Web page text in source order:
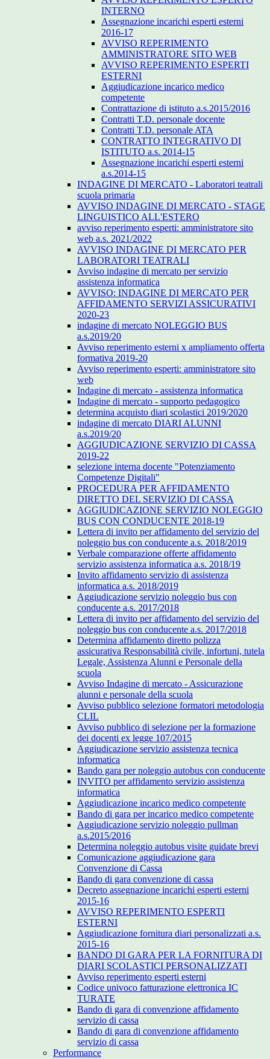
INTERNO
Assegnazione incarichi esperti esterni
2016-17
AVVISO REPERIMENTO
AMMINISTRATORE SITO WEB
AVVISO REPERIMENTO ESPERTI
ESTERNI
Aggiudicazione incarico medico
competente
Contrattazione di istituto a.s.2015/2016
Contratti T.D. personale docente
Contratti T.D. personale ATA
CONTRATTO INTEGRATIVO DI
ISTITUTO a.s. 2014-15
Assegnazione incarichi esperti esterni
a.s.2014-15
INDAGINE DI MERCATO - Laboratori teatrali
scuola primaria
AVVISO INDAGINE DI MERCATO - STAGE
LINGUISTICO ALL'ESTERO
avviso reperimento esperti: amministratore sito
web a.s. 2021/2022
AVVISO INDAGINE DI MERCATO PER
LABORATORI TEATRALI
Avviso indagine di mercato per servizio
assistenza informatica
AVVISO: INDAGINE DI MERCATO PER
AFFIDAMENTO SERVIZI ASSICURATIVI
2020-23
indagine di mercato NOLEGGIO BUS
a.s.2019/20
Avviso reperimento esterni x ampliamento offerta
formativa 2019-20
Avviso reperimento esperti: amministratore sito
web
Indagine di mercato - assistenza informatica
Indagine di mercato - supporto pedagogico
determina acquisto diari scolastici 2019/2020
indagine di mercato DIARI ALUNNI
a.s.2019/20
AGGIUDICAZIONE SERVIZIO DI CASSA
2019-22
selezione interna docente "Potenziamento
Competenze Digitali"
PROCEDURA PER AFFIDAMENTO
DIRETTO DEL SERVIZIO DI CASSA
AGGIUDICAZIONE SERVIZIO NOLEGGIO
BUS CON CONDUCENTE 2018-19
Lettera di invito per affidamento del servizio del
noleggio bus con conducente a.s. 2018/2019
Verbale comparazione offerte affidamento
servizio assistenza informatica a.s. 2018/19
Invito affidamento servizio di assistenza
informatica a.s. 2018/2019
Aggiudicazione servizio noleggio bus con
conducente a.s. 2017/2018
Lettera di invito per affidamento del servizio del
noleggio bus con conducente a.s. 2017/2018
Determina affidamento diretto polizza
assicurativa Responsabilità civile, infortuni, tutela
Legale, Assistenza Alunni e Personale della
scuola
Avviso Indagine di mercato - Assicurazione
alunni e personale della scuola
Avviso pubblico selezione formatori metodologia
CLIL
Avviso pubblico di selezione per la formazione
dei docenti ex legge 107/2015
Aggiudicazione servizio assistenza tecnica
informatica
Bando gara per noleggio autobus con conducente
INVITO per affidamento servizio assistenza
informatica
Aggiudicazione incarico medico competente
Bando di gara per incarico medico competente
Aggiudicazione servizio noleggio pullman
a.s.2015/2016
Determina noleggio autobus visite guidate brevi
Comunicazione aggiudicazione gara
Convenzione di Cassa
Bando di gara convenzione di cassa
Decreto assegnazione incarichi esperti esterni
2015-16
AVVISO REPERIMENTO ESPERTI
ESTERNI
Aggiudicazione fornitura diari personalizzati a.s.
2015-16
BANDO DI GARA PER LA FORNITURA DI
DIARI SCOLASTICI PERSONALIZZATI
Avviso reperimento esperti esterni
Codice univoco fatturazione elettronica IC
TURATE
Bando di gara di convenzione affidamento
servizio di cassa
Bando di gara di convenzione affidamento
servizio di cassa
Performance